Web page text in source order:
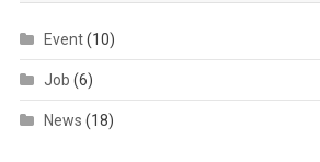
Event(10)
Job (6)
News (18)